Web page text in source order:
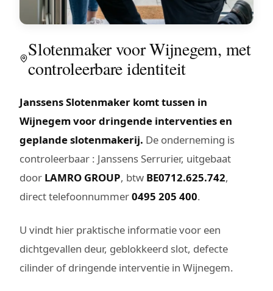
Slotenmaker voor Wijnegem, met
controleerbare identiteit
Janssens Slotenmaker komt tussen in
Wijnegem voor dringende interventies en
geplande slotenmakerij. De onderneming is
controleerbaar : Janssens Serrurier, uitgebaat
door LAMRO GROUP, btw BE0712.625.742,
direct telefoonnummer0495 205 400.
U vindt hier praktische informatie voor een
dichtgevallen deur, geblokkeerd slot, defecte
cilinder of dringende interventie in Wijnegem.